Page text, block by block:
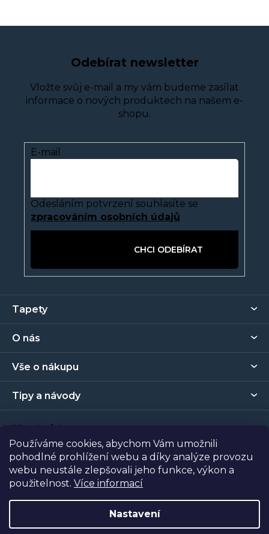
Používáme cookies, abychom Vám umožnili
pohodlné prohlížení webu a díky analýze provozu
webu neustále zlepšovali jeho funkce, výkon a
použitelnost. Více informací
Nastavení
Odebírat newsletter
Vložte svůj e-mail a my vám budeme zasílat
informace o nových produktech na našem e-
shopu.
E-mail
Odesláním potvrzení souhlasíte se
zpracováním osobních údajů
a
í
Tapety
O nás
Vše o nákupu
Tipy a návody
Kontakt
Prodejna
Vytvořil Shoptet| NakódovalShopcode
Copyright 2026Tapety Metro Florenc. Všechna práva
vyhrazena.